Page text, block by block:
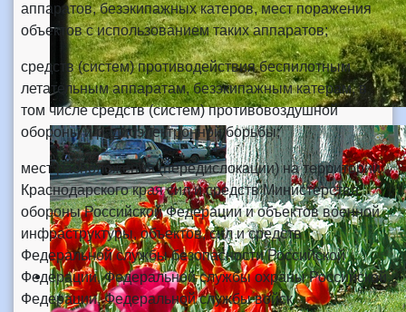
аппаратов, безэкипажных катеров, мест поражения
объектов с использованием таких аппаратов;
средств (систем) противодействия беспилотным
летательным аппаратам, безэкипажным катерам, в
том числе средств (систем) противовоздушной
обороны и радиоэлектронной борьбы;
мест расположения (передислокации) на территории
Краснодарского края сил и средств Министерства
обороны Российской Федерации и объектов военной
инфраструктуры, объектов, сил и средств
Федеральной службы безопасности Российской
Федерации, Федеральной службы охраны Российской
Федерации, Федеральной службы войск